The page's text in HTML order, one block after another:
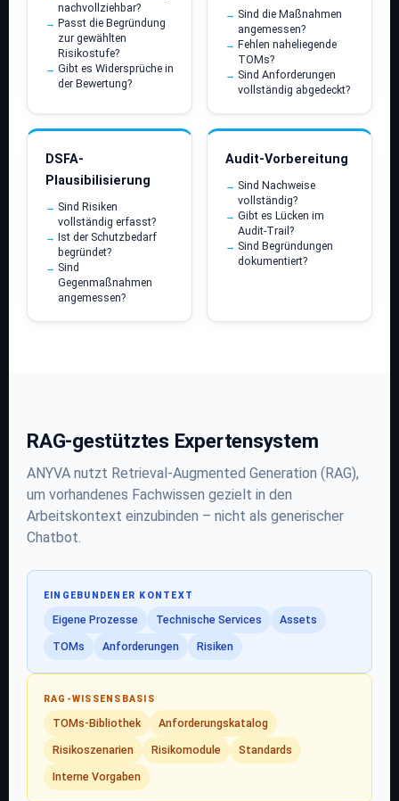
nachvollziehbar?
Passt die Begründung
zur gewählten
Risikostufe?
Gibt es Widersprüche in
der Bewertung?
Sind die Maßnahmen
angemessen?
Fehlen naheliegende
TOMs?
Sind Anforderungen
vollständig abgedeckt?
DSFA-
Plausibilisierung
Sind Risiken
vollständig erfasst?
Ist der Schutzbedarf
begründet?
Sind
Gegenmaßnahmen
angemessen?
Audit-Vorbereitung
Sind Nachweise
vollständig?
Gibt es Lücken im
Audit-Trail?
Sind Begründungen
dokumentiert?
RAG-gestütztes Expertensystem
ANYVA nutzt Retrieval-Augmented Generation (RAG),
um vorhandenes Fachwissen gezielt in den
Arbeitskontext einzubinden – nicht als generischer
Chatbot.
EINGEBUNDENER KONTEXT
Eigene Prozesse Technische Services
Assets
TOMs
Anforderungen Risiken
RAG-WISSENSBASIS
TOMs-Bibliothek
Anforderungskatalog
Risikoszenarien
Risikomodule
Standards
Interne Vorgaben